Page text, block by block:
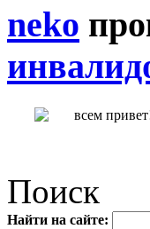
neko
всем
Поиск
Найти на сайте: